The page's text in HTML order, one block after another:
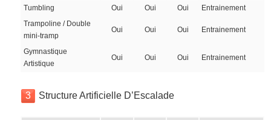
Tumbling Oui Oui Oui
Entrainement
Trampoline / Double
mini-tramp
Oui Oui Oui Entrainement
Gymnastique
Artistique
Oui Oui Oui Entrainement
3 Structure Artificielle D’Escalade